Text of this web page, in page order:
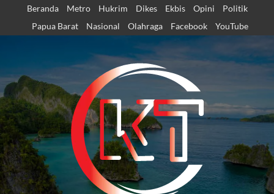
content
Beranda Metro Hukrim Dikes Ekbis Opini
Politik
Papua Barat
Nasional Olahraga Facebook YouTube